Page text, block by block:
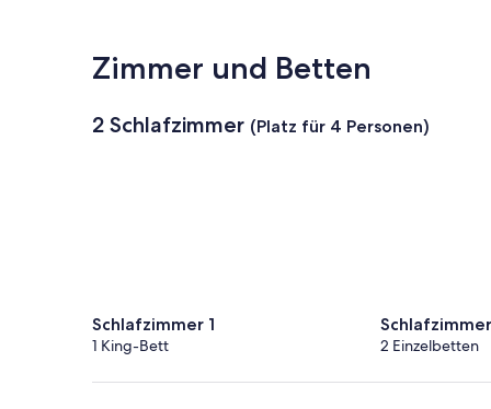
Zimmer und Betten
2 Schlafzimmer (Platz für 4 Personen)
Schlafzimmer 1
1 King-Bett 2 Einzelbetten